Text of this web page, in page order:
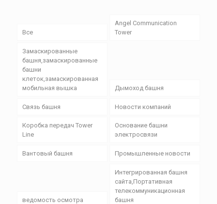
Все
Angel Communication
Tower
Замаскированные
башня,замаскированные
башни
клеток,замаскированная
мобильная вышка
Дымоход башня
Связь башня Новости компаний
Коробка передач Tower
Line
Основание башни
электросвязи
Вантовый башня Промышленные новости
ведомость осмотра
Интегрированная башня
сайта,Портативная
телекоммуникационная
башня